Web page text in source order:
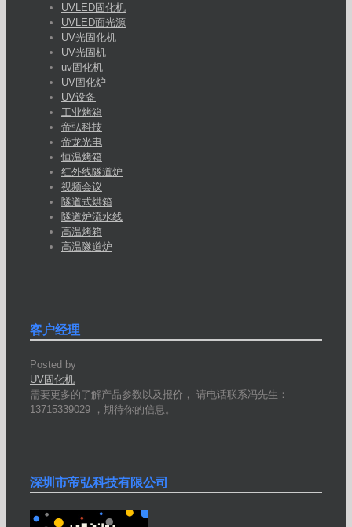
UVLED固化机
UVLED面光源
UV光固化机
UV光固机
uv固化机
UV固化炉
UV设备
工业烤箱
帝弘科技
帝龙光电
恒温烤箱
红外线隧道炉
视频会议
隧道式烘箱
隧道炉流水线
高温烤箱
高温隧道炉
客户经理
Posted by
UV固化机
需要更多的了解产品参数以及报价， 请电话联系冯先生：
13715339029 ，期待你的信息。
深圳市帝弘科技有限公司